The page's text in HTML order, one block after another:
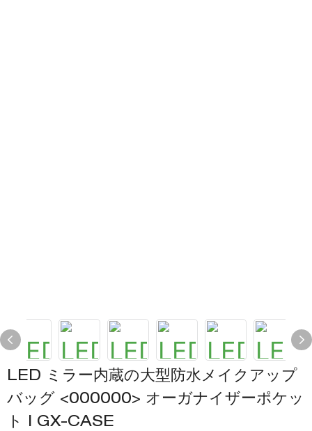
LED ミラー内蔵の大型防水メイクアップ
バッグ <000000> オーガナイザーポケッ
ト | GX-CASE